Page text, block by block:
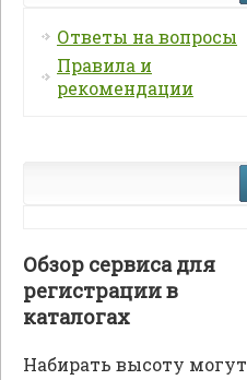
Ответы на вопросы
Правила и
рекомендации
Обзор сервиса для
регистрации в
каталогах
Набирать высоту могут